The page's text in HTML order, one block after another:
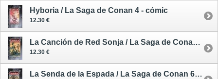
Hyboria / La Saga de Conan 4 - cómic
12.30 €
La Canción de Red Sonja / La Saga de Conan 5 - cómic
12.30 €
La Senda de la Espada / La Saga de Conan 6 - cómic